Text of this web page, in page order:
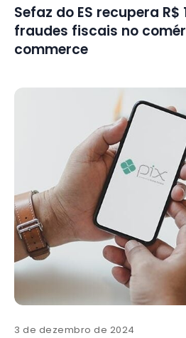
Sefaz do ES recupera
fraudes fiscais no
commerce
3 de dezembro de 2024